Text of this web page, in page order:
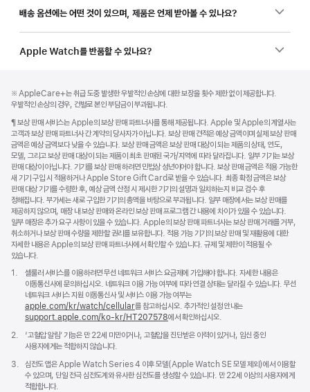
배송 옵션에는 어떤 것이 있으며, 제품은 언제 받아볼 수 있나요?
Apple Watch를 반품할 수 있나요?
각주
※ AppleCare+는 취급 도중 발생한 우발적인 손상에 대한 보장을 횟수 제한 없이 제공합니다.
우발적인 손상의 경우, 건별로 본인 부담금이 부과됩니다.
각주
¶ 보상 판매 서비스는 Apple의 보상 판매 파트너사를 통해 제공됩니다. Apple 및 Apple의 계열사는
고객과 보상 판매 파트너사 간 계약의 당사자가 아닙니다. 보상 판매 견적은 예상 금액이며 실제 보상 판매
금액은 예상 금액보다 낮을 수 있습니다. 보상 판매 금액은 보상 판매 대상이 되는 제품의 상태, 연도,
모델, 그리고 보상 판매 대상이 되는 제품이 최초 판매된 국가/지역에 따라 달라집니다. 일부 기기는 보상
판매 대상이 아닙니다. 기기를 보상 판매 하려면 민법상 성년이어야 합니다. 보상 판매 금액은 적용 가능한
새 기기 구입 시 적용하거나 Apple Store Gift Card로 받을 수 있습니다. 최종 확정 금액은 보상
판매 대상 기기를 수령한 후, 예상 금액 산정 시 제시한 기기의 설명과 일치하는지 비교 검수 후
정해집니다. 부가세는 새로 구입한 기기의 총액을 바탕으로 부과됩니다. 일부 매장에서는 보상 판매를
제공하지 않으며, 매장 내 보상 판매와 온라인 보상 판매 프로그램 간 내용에 차이가 있을 수 있습니다.
일부 매장은 추가 요구 사항이 있을 수 있습니다. Apple의 보상 판매 파트너사는 보상 판매 거래를 거부,
취소하거나 보상 판매 수량을 제한할 권리를 보유합니다. 적용 가능 기기의 보상 판매 및 재활용에 대한
자세한 내용은 Apple의 보상 판매 파트너사에서 확인할 수 있습니다. 규제 및 제한이 적용될 수
있습니다.
각주
1.
셀룰러 서비스를 이용하려면 무선 네트워크 서비스 요금제에 가입해야 합니다. 자세한 내용은
이동통신사에 문의하십시오. 네트워크 이용 가능 여부에 따라 연결 상태는 달라질 수 있습니다. 무선
네트워크 서비스 지원 이동통신사 및 서비스 이용 가능 여부는
apple.com/kr/watch/cellular를 참고하십시오. 추가적인 설정 안내는
support.apple.com/ko-kr/HT207578(새
열림)
에서 확인하십시오.
각주
2.
‘고혈압 알림’ 기능은 만 22세 미만이거나, 고혈압을 진단받은 이력이 있거나, 임신 중인
사용자에게는 적합하지 않습니다.
각주
3.
심전도 앱은 Apple Watch Series 4 이후 모델(Apple Watch SE 모델 제외)에서 이용할
수 있으며, 단일 전극 심전도계와 유사한 심전도를 생성할 수 있습니다. 만 22세 이상의 사용자에게
적합합니다.